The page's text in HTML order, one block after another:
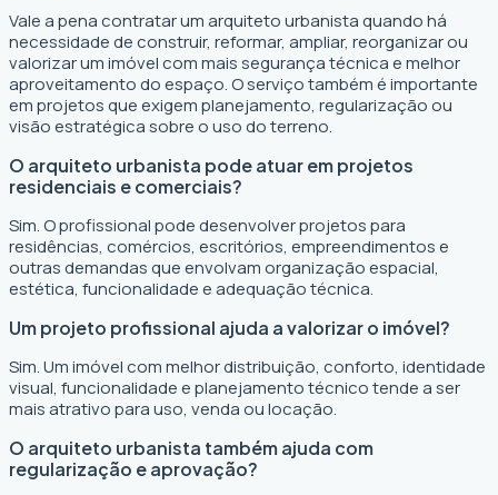
Vale a pena contratar um arquiteto urbanista quando há
necessidade de construir, reformar, ampliar, reorganizar ou
valorizar um imóvel com mais segurança técnica e melhor
aproveitamento do espaço. O serviço também é importante
em projetos que exigem planejamento, regularização ou
visão estratégica sobre o uso do terreno.
O arquiteto urbanista pode atuar em projetos
residenciais e comerciais?
Sim. O profissional pode desenvolver projetos para
residências, comércios, escritórios, empreendimentos e
outras demandas que envolvam organização espacial,
estética, funcionalidade e adequação técnica.
Um projeto profissional ajuda a valorizar o imóvel?
Sim. Um imóvel com melhor distribuição, conforto, identidade
visual, funcionalidade e planejamento técnico tende a ser
mais atrativo para uso, venda ou locação.
O arquiteto urbanista também ajuda com
regularização e aprovação?